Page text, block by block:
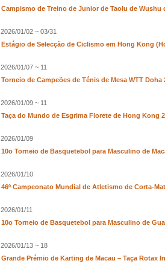
Campismo de Treino de Junior de Taolu de
2026/01/02 ~ 03/31
Estágio de Selecção de Ciclismo em Hong Kong
2026/01/07 ~ 11
Torneio de Campeões de Ténis de Mesa WTT Doha
2026/01/09 ~ 11
Taça do Mundo de Esgrima Florete de Hong Kong
2026/01/09
10o Torneio de Basquetebol para Masculino de
2026/01/10
46º Campeonato Mundial de Atletismo de Corta-
2026/01/11
10o Torneio de Basquetebol para Masculino de
2026/01/13 ~ 18
Grande Prémio de Karting de Macau – Taça Rotax